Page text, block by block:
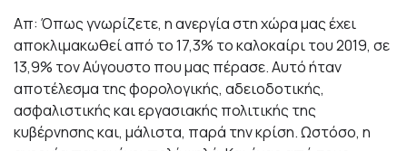
Απ: Όπως γνωρίζετε, η ανεργία στη χώρα μας έχει
αποκλιμακωθεί από το 17,3% το καλοκαίρι του 2019, σε
13,9% τον Αύγουστο που μας πέρασε. Αυτό ήταν
αποτέλεσμα της φορολογικής, αδειοδοτικής,
ασφαλιστικής και εργασιακής πολιτικής της
κυβέρνησης και, μάλιστα, παρά την κρίση. Ωστόσο, η